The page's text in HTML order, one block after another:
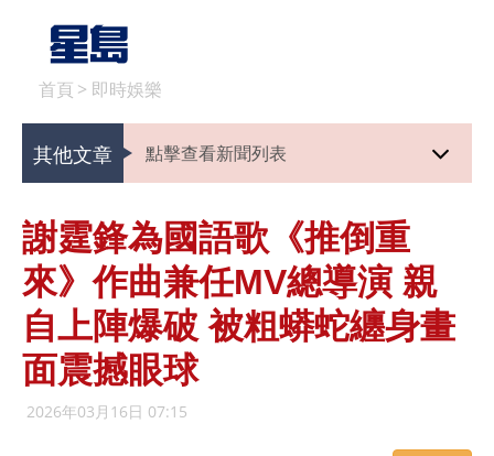
首頁 > 即時娛樂
其他文章 點擊查看新聞列表
謝霆鋒為國語歌《推倒重
來》作曲兼任MV總導演 親
自上陣爆破 被粗蟒蛇纏身畫
面震撼眼球
2026年03月16日 07:15